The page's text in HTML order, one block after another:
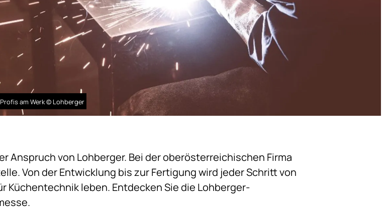
Profis am Werk © Lohberger
Anspruch von Lohberger. Bei der oberösterreichischen Firma
Von der Entwicklung bis zur Fertigung wird jeder Schritt von
leben. Entdecken Sie die Lohberger-